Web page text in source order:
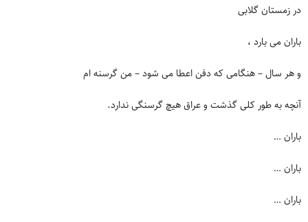
در زمستان گلابی
باران می بارد ،
و هر سال – هنگامی که دفن اعطا می شود – من گرسنه ام
آنچه به طور کلی گذشت و عراق هیچ گرسنگی ندارد.
باران …
باران …
باران …